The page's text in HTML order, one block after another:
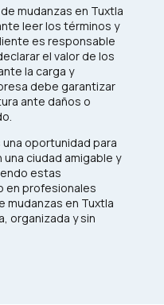
mudanzas en Tuxtla
leer los términos y
es responsable
el valor de los
la carga y
debe garantizar
ante daños o
oportunidad para
ciudad amigable y
estas
en profesionales
mudanzas en Tuxtla
organizada y sin